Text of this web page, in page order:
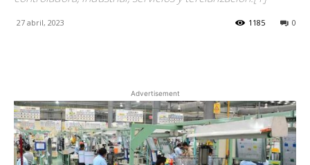
27 abril, 2023 0
1185
Advertisement